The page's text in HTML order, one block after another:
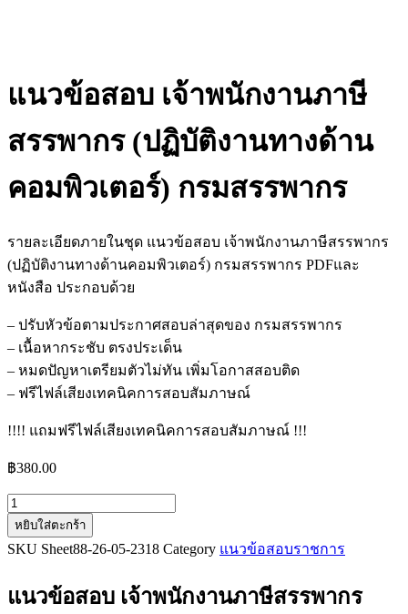
แนวข้อสอบ เจ้าพนักงานภาษี
สรรพากร (ปฏิบัติงานทางด้าน
คอมพิวเตอร์) กรมสรรพากร
รายละเอียดภายในชุด แนวข้อสอบ เจ้าพนักงานภาษีสรรพากร
(ปฏิบัติงานทางด้านคอมพิวเตอร์) กรมสรรพากร PDFและ
หนังสือ ประกอบด้วย
– ปรับหัวข้อตามประกาศสอบล่าสุดของ กรมสรรพากร
– เนื้อหากระชับ ตรงประเด็น
– หมดปัญหาเตรียมตัวไม่ทัน เพิ่มโอกาสสอบติด
– ฟรีไฟล์เสียงเทคนิคการสอบสัมภาษณ์
!!!! แถมฟรีไฟล์เสียงเทคนิคการสอบสัมภาษณ์ !!!
฿380.00
จำนวน
แนว
ข้อสอบ
พนักงาน
หยิบใส่ตะกร้า
SKU Sheet88-26-05-2318 Category แนวข้อสอบราชการ
แนวข้อสอบ เจ้าพนักงานภาษีสรรพากร